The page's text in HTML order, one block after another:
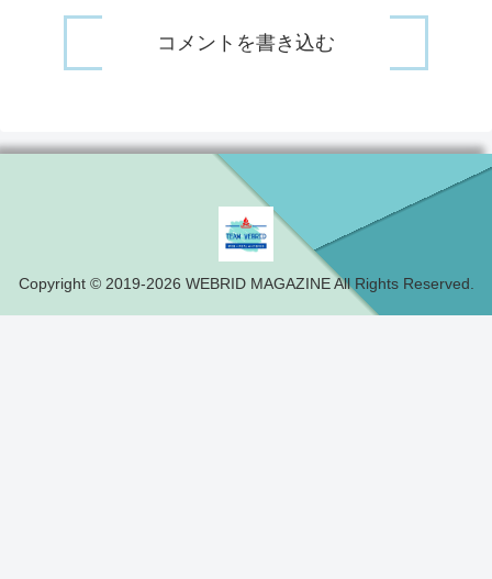
コメントを書き込む
Copyright © 2019-2026 WEBRID MAGAZINE All Rights Reserved.